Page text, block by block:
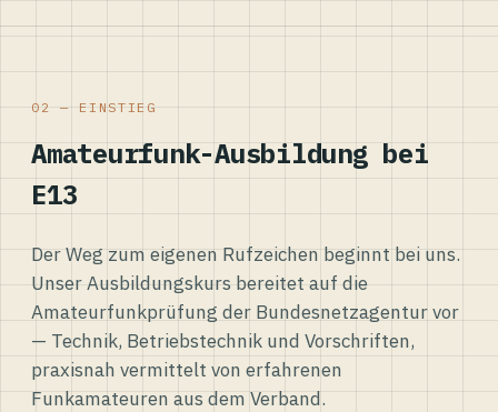
02 — EINSTIEG
Amateurfunk-Ausbildung bei
E13
Der Weg zum eigenen Rufzeichen beginnt bei uns.
Unser Ausbildungskurs bereitet auf die
Amateurfunkprüfung der Bundesnetzagentur vor
— Technik, Betriebstechnik und Vorschriften,
praxisnah vermittelt von erfahrenen
Funkamateuren aus dem Verband.